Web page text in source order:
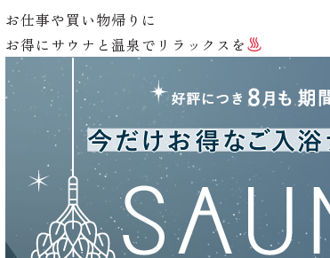
お仕事や買い物帰りに
お得にサウナと温泉でリラックスを